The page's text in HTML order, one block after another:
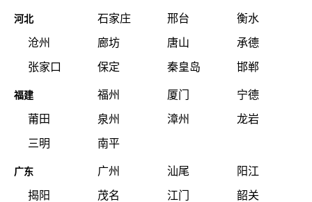
河北 石家庄 邢台 衡水
沧州 廊坊 唐山 承德
张家口 保定 秦皇岛 邯郸
福建 福州 厦门 宁德
莆田 泉州 漳州 龙岩
三明 南平
广东 广州 汕尾 阳江
揭阳 茂名 江门 韶关